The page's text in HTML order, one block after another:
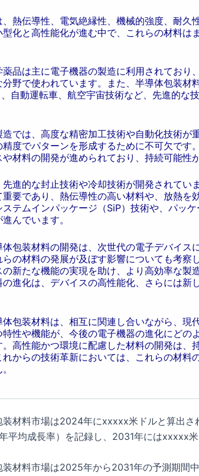
熱伝導性、電気絶縁性、機械的強度、耐久
化と高性能化が進む中で、これらの材料は
品は主に電子機器の製造に利用されており
野で使われています。また、半導体包装材
自動運転車、航空宇宙技術など、先進的な
では、高度な精密加工技術や自動化技術が
度でパターンを形成するために不可欠です
材料の開発が進められており、持続可能性
進的な封止技術や冷却技術が開発されてい
要であり、熱伝導性の高い材料や、放熱を
テムインパッケージ（SiP）技術や、パッ
んでいます。
包装材料の開発は、次世代の電子デバイス
の材料の発展が及ぼす影響についても考察
新たな機能の実現を助け、より高効率な製
進化は、デバイスの高性能化、さらには新
包装材料は、相互に関連し合いながら、現
性や機能が、今後の電子機器の進化にどの
高性能かつ環境に配慮した材料の開発は、
からの技術革新においては、これらの材料
装材料市場は2024年にxxxxx米ドルと算出
平均成長率）を記録し、2031年にはxxxxx
装材料市場は2025年から2031年の予測期間